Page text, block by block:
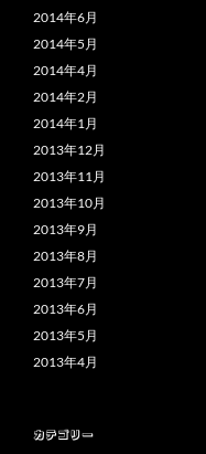
2014年6月
2014年5月
2014年4月
2014年2月
2014年1月
2013年12月
2013年11月
2013年10月
2013年9月
2013年8月
2013年7月
2013年6月
2013年5月
2013年4月
カテゴリー